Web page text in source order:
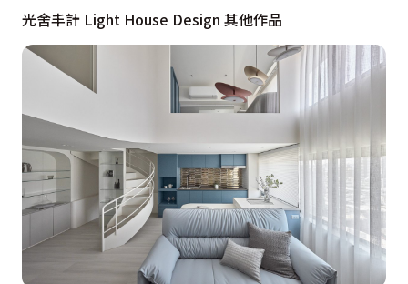
推開門，室外的強光被隔絕在外，
店內皆是暖色的微光。
音樂是輕柔的，空氣裡有淡淡的甜，
刻意與入口拉開距離的甜點櫃，
讓人在步伐間仔細感受漸進的氛圍。
當感官變得敏銳，才能發現被多數人忽略的細節。
吧檯選用的是低調啞光的石英石，質地溫軟，
讓人在結帳、品酒時不自覺停留，觸摸時不覺得冰冷。
光舍丰計 Light House Design 其他作品